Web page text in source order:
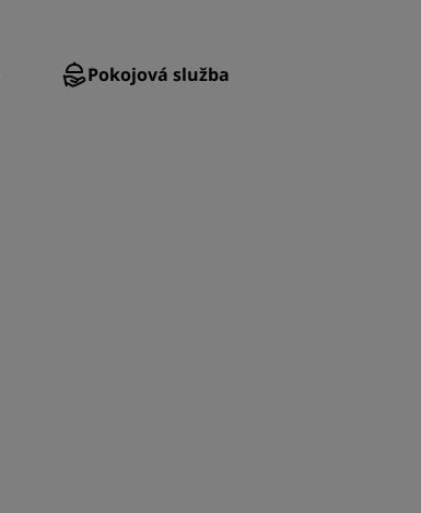
Pokojová služba